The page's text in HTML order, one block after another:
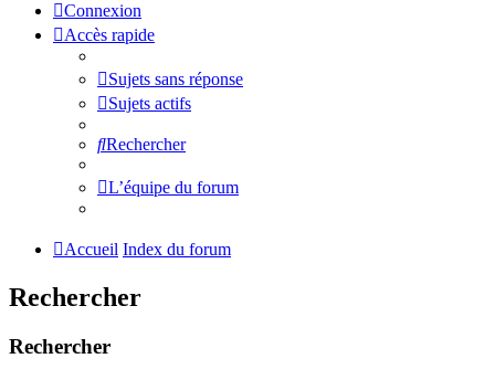
Connexion
Accès rapide
Sujets sans réponse
Sujets actifs
Rechercher
L’équipe du forum
Accueil Index du forum
Rechercher
Rechercher